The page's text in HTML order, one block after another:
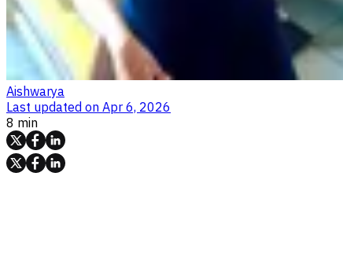
Aishwarya
Last updated on Apr 6, 2026
8 min